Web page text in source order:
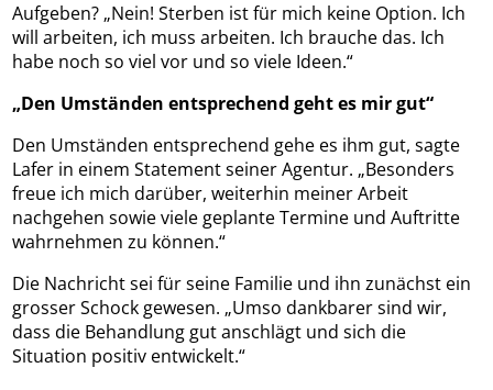
Aufgeben? „Nein! Sterben ist für mich keine Option. Ich
will arbeiten, ich muss arbeiten. Ich brauche das. Ich
habe noch so viel vor und so viele Ideen.“
„Den Umständen entsprechend geht es mir gut“
Den Umständen entsprechend gehe es ihm gut, sagte
Lafer in einem Statement seiner Agentur. „Besonders
freue ich mich darüber, weiterhin meiner Arbeit
nachgehen sowie viele geplante Termine und Auftritte
wahrnehmen zu können.“
Die Nachricht sei für seine Familie und ihn zunächst ein
grosser Schock gewesen. „Umso dankbarer sind wir,
dass die Behandlung gut anschlägt und sich die
Situation positiv entwickelt.“